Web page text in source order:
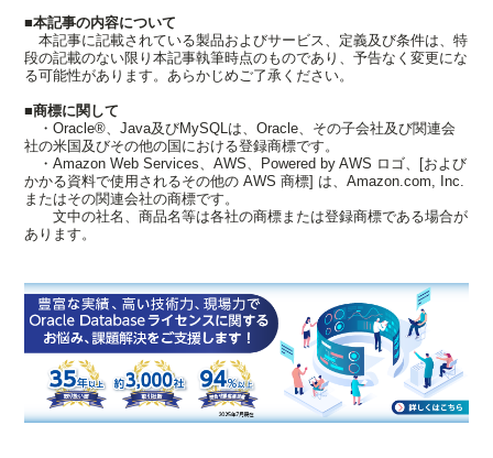
■本記事の内容について
本記事に記載されている製品およびサービス、定義及び条件は、特
段の記載のない限り本記事執筆時点のものであり、予告なく変更にな
る可能性があります。あらかじめご了承ください。
■商標に関して
・Oracle®、Java及びMySQLは、Oracle、その子会社及び関連会
社の米国及びその他の国における登録商標です。
・Amazon Web Services、AWS、Powered by AWS ロゴ、[および
かかる資料で使用されるその他の AWS 商標] は、Amazon.com, Inc.
またはその関連会社の商標です。
文中の社名、商品名等は各社の商標または登録商標である場合が
あります。